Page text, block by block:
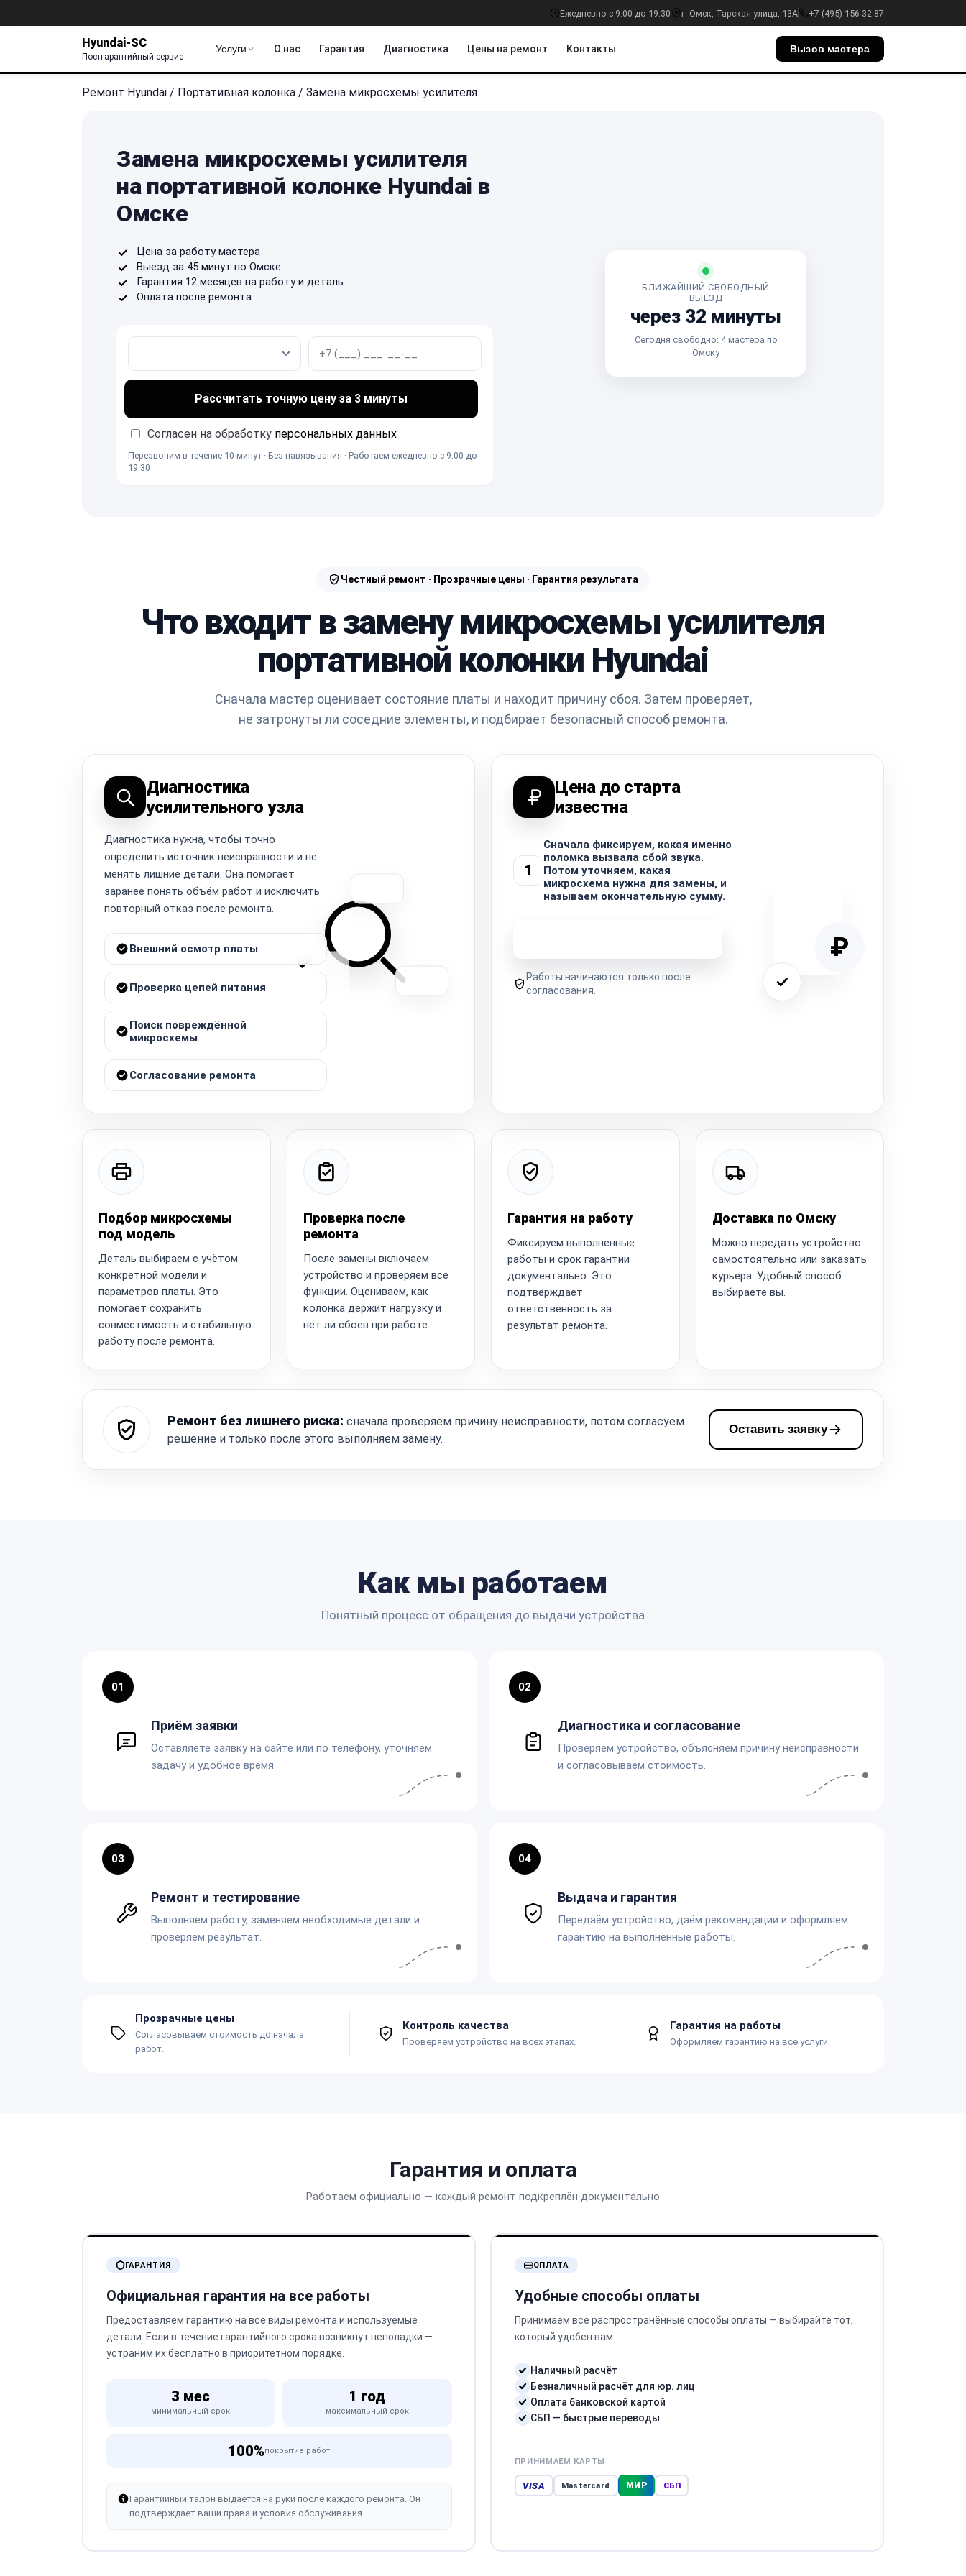
Ежедневно с 9:00 до 19:30 г. Омск, Тарская улица, 13А +7 (495) 156-32-87
Hyundai-SC
Постгарантийный сервис
Услуги О нас Гарантия Диагностика Цены на ремонт Контакты Вызов мастера
Ремонт Hyundai / Портативная колонка / Замена микросхемы усилителя
Замена микросхемы усилителя
на портативной колонке Hyundai в
Омске
Цена за работу мастера
Выезд за 45 минут по Омске
Гарантия 12 месяцев на работу и деталь
Оплата после ремонта
Рассчитать точную цену за 3 минуты
Согласен на обработку персональных данных
Перезвоним в течение 10 минут · Без навязывания · Работаем ежедневно с 9:00 до
19:30
БЛИЖАЙШИЙ СВОБОДНЫЙ
ВЫЕЗД
через 32 минуты
Сегодня свободно: 4 мастера по
Омску
Честный ремонт · Прозрачные цены · Гарантия результата
Что входит в замену микросхемы усилителя
портативной колонки Hyundai
Сначала мастер оценивает состояние платы и находит причину сбоя. Затем проверяет,
не затронуты ли соседние элементы, и подбирает безопасный способ ремонта.
Диагностика
усилительного узла
Диагностика нужна, чтобы точно
определить источник неисправности и не
менять лишние детали. Она помогает
заранее понять объём работ и исключить
повторный отказ после ремонта.
Внешний осмотр платы
Проверка цепей питания
Поиск повреждённой
микросхемы
Согласование ремонта
Цена до старта
известна
1
Сначала фиксируем, какая именно
поломка вызвала сбой звука.
Потом уточняем, какая
микросхема нужна для замены, и
называем окончательную сумму.
Работы начинаются только после
согласования.
₽
Подбор микросхемы
под модель
Деталь выбираем с учётом
конкретной модели и
параметров платы. Это
помогает сохранить
совместимость и стабильную
работу после ремонта.
Проверка после
ремонта
После замены включаем
устройство и проверяем все
функции. Оцениваем, как
колонка держит нагрузку и
нет ли сбоев при работе.
Гарантия на работу
Фиксируем выполненные
работы и срок гарантии
документально. Это
подтверждает
ответственность за
результат ремонта.
Доставка по Омску
Можно передать устройство
самостоятельно или заказать
курьера. Удобный способ
выбираете вы.
Ремонт без лишнего риска: сначала проверяем причину неисправности, потом согласуем
решение и только после этого выполняем замену.
Оставить заявку
Как мы работаем
Понятный процесс от обращения до выдачи устройства
01
Приём заявки
Оставляете заявку на сайте или по телефону, уточняем
задачу и удобное время.
02
Диагностика и согласование
Проверяем устройство, объясняем причину неисправности
и согласовываем стоимость.
03
Ремонт и тестирование
Выполняем работу, заменяем необходимые детали и
проверяем результат.
04
Выдача и гарантия
Передаём устройство, даём рекомендации и оформляем
гарантию на выполненные работы.
Прозрачные цены
Согласовываем стоимость до начала
работ.
Контроль качества
Проверяем устройство на всех этапах.
Гарантия на работы
Оформляем гарантию на все услуги.
Гарантия и оплата
Работаем официально — каждый ремонт подкреплён документально
ГАРАНТИЯ
Официальная гарантия на все работы
Предоставляем гарантию на все виды ремонта и используемые
детали. Если в течение гарантийного срока возникнут неполадки —
устраним их бесплатно в приоритетном порядке.
3 мес
минимальный срок
1 год
максимальный срок
100%покрытие работ
Гарантийный талон выдаётся на руки после каждого ремонта. Он
подтверждает ваши права и условия обслуживания.
ОПЛАТА
Удобные способы оплаты
Принимаем все распространённые способы оплаты — выбирайте тот,
который удобен вам.
Наличный расчёт
Безналичный расчёт для юр. лиц
Оплата банковской картой
СБП — быстрые переводы
ПРИНИМАЕМ КАРТЫ
VISA Mastercard МИР СБП